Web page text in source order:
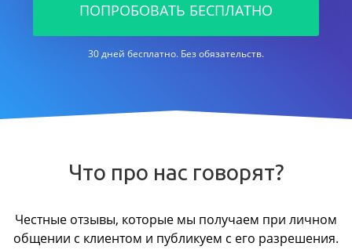
ПОПРОБОВАТЬ БЕСПЛАТНО
30 дней бесплатно. Без обязательств.
Что про нас говорят?
Честные отзывы, которые мы получаем при личном
общении с клиентом и публикуем с его разрешения.